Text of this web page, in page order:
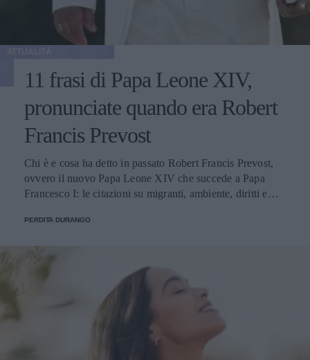
11 frasi di Papa Leone XIV,
pronunciate quando era Robert
Francis Prevost
Chi è e cosa ha detto in passato Robert Francis Prevost,
ovvero il nuovo Papa Leone XIV che succede a Papa
Francesco I: le citazioni su migranti, ambiente, diritti e
PERDITA DURANGO